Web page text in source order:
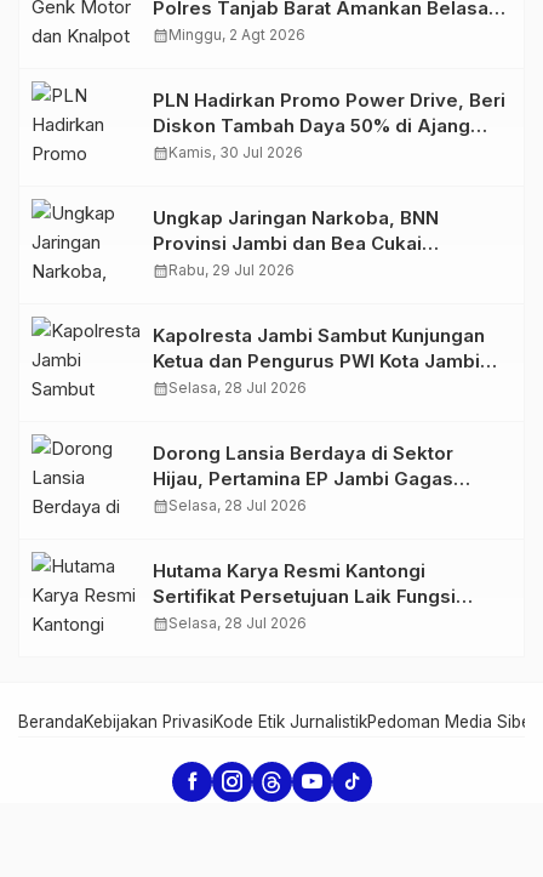
Polres Tanjab Barat Amankan Belasan
Kendaraan
calendar_monthMinggu, 2 Agt 2026
PLN Hadirkan Promo Power Drive, Beri
Diskon Tambah Daya 50% di Ajang
GIIAS 2026
calendar_monthKamis, 30 Jul 2026
Ungkap Jaringan Narkoba, BNN
Provinsi Jambi dan Bea Cukai
Amankan Sembilan Pelaku beserta
calendar_monthRabu, 29 Jul 2026
Kapolresta Jambi Sambut Kunjungan
Ketua dan Pengurus PWI Kota Jambi
Perkuat Sinergi dan Kolaborasi
calendar_monthSelasa, 28 Jul 2026
Dorong Lansia Berdaya di Sektor
Hijau, Pertamina EP Jambi Gagas
Lansiapreneur Batik Eco-Print
calendar_monthSelasa, 28 Jul 2026
Hutama Karya Resmi Kantongi
Sertifikat Persetujuan Laik Fungsi
Struktur Jembatan Musi V Tol
calendar_monthSelasa, 28 Jul 2026
BerandaKebijakan PrivasiKode Etik JurnalistikPedoman Media Siber